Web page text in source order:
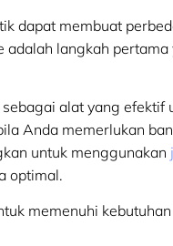
dapat membuat
langkah
alat yang efektif
Anda memerlukan
untuk menggunakan
optimal.
memenuhi